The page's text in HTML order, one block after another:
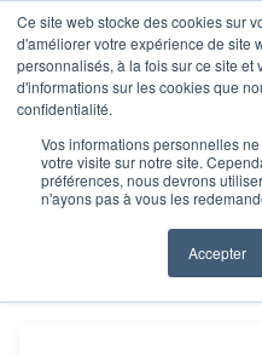
Ce site web stocke des cookies sur
d'améliorer votre expérience de site
personnalisés, à la fois sur ce site
d'informations sur les cookies que
confidentialité.
Vos informations personnelles
votre visite sur notre site.
préférences, nous devrons
n'ayons pas à vous les
Accepter
Session
ouverte à